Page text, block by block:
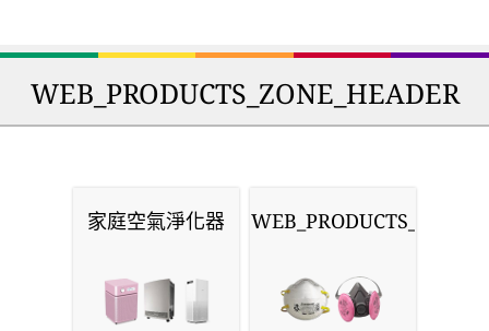
WEB_PRODUCTS_ZONE_HEADER
家庭空氣淨化器 WEB_PRODUCTS_MASKS